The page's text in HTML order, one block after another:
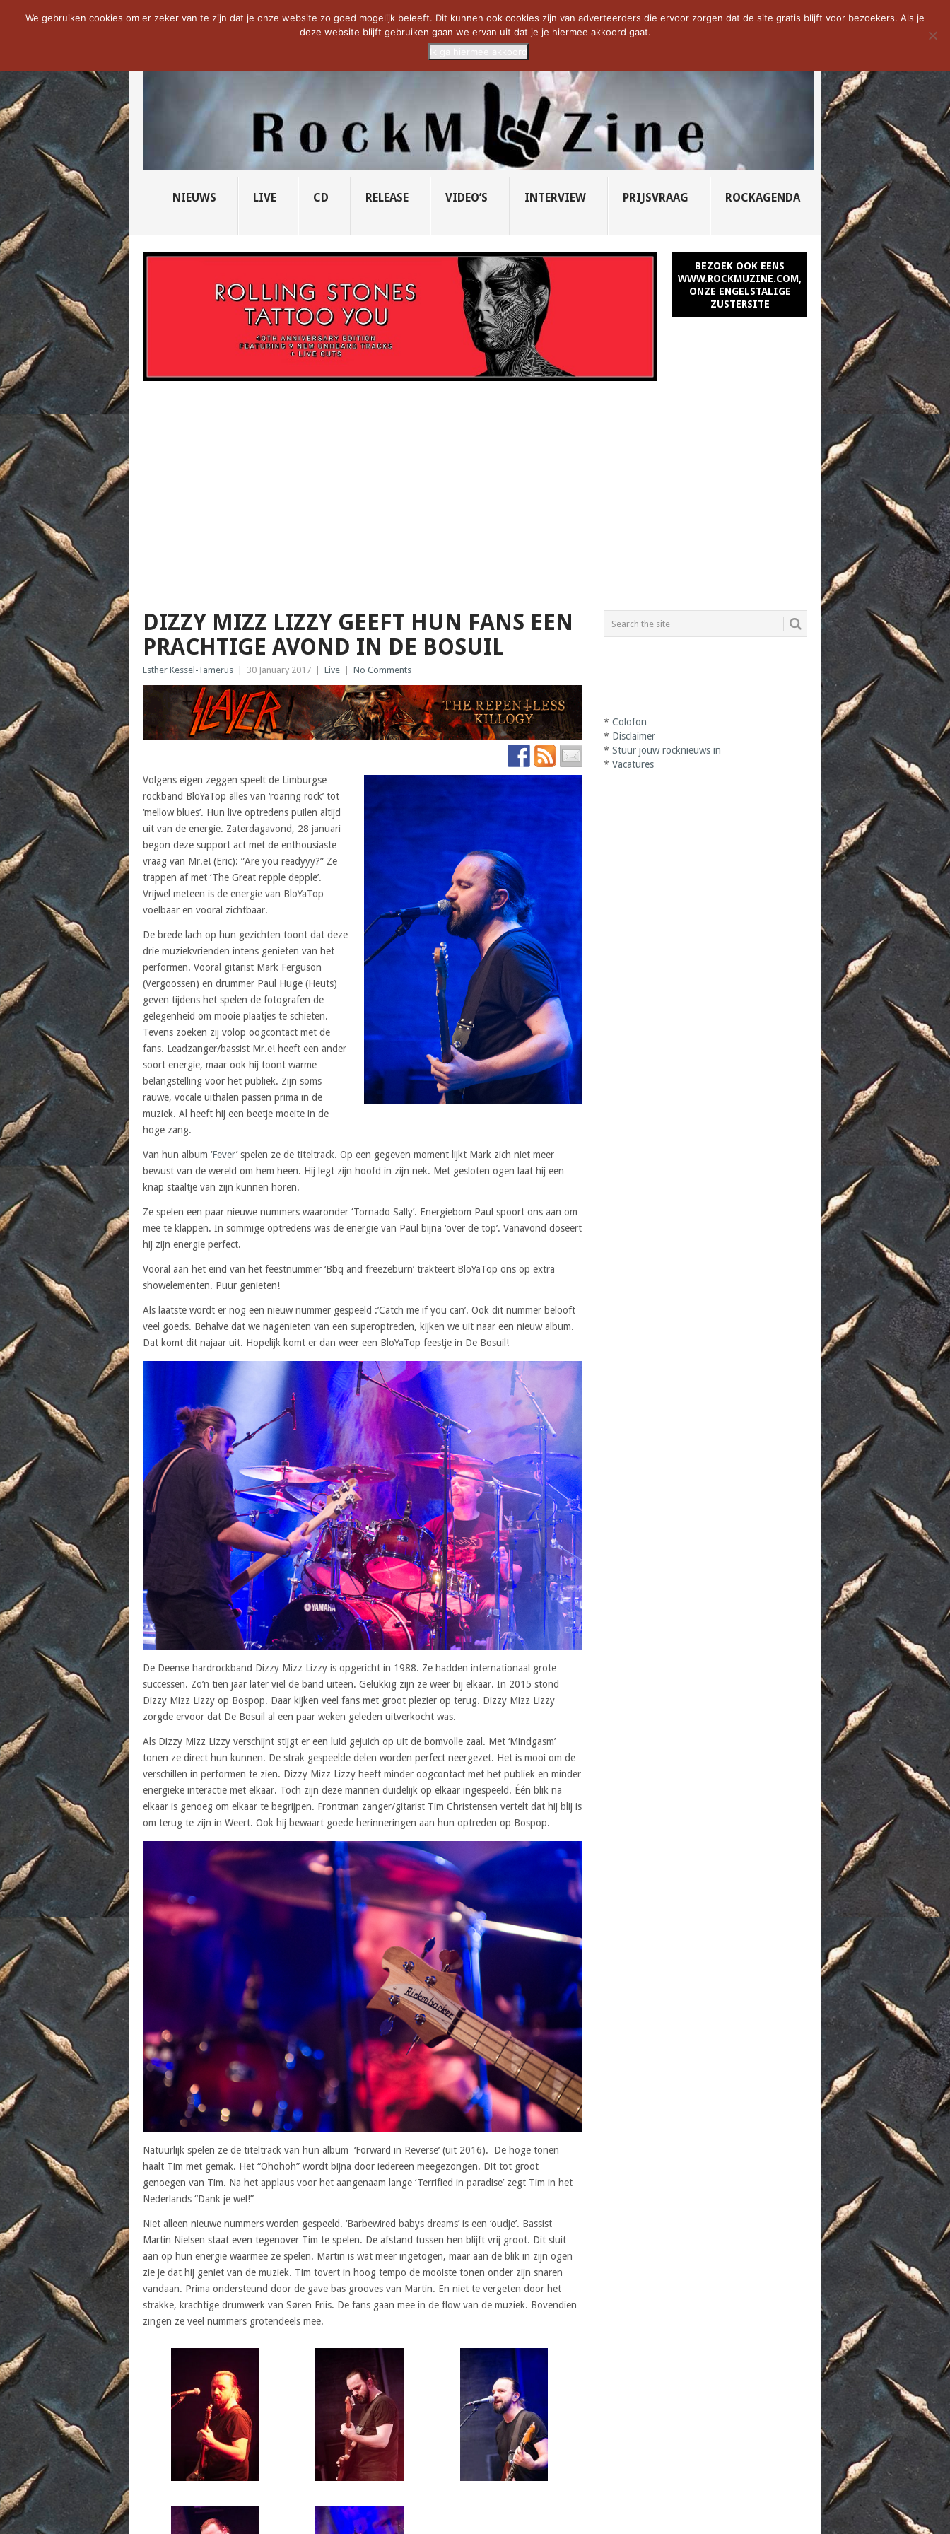
NOW TRENDING: THE VICIOUS HEAD SOCIETY... PRIDE OF LIONS – U... SAVATAGE KOMT TERUG IN 0... CD VAN DE WEEK: SLEEPING...
NIEUWS LIVE CD RELEASE VIDEO’S INTERVIEW PRIJSVRAAG ROCKAGENDA
BEZOEK OOK EENS
WWW.ROCKMUZINE.COM,
ONZE ENGELSTALIGE
ZUSTERSITE
DIZZY MIZZ LIZZY GEEFT HUN FANS EEN
PRACHTIGE AVOND IN DE BOSUIL
Esther Kessel-Tamerus 30 January 2017 Live No Comments
Volgens eigen zeggen speelt de Limburgse
rockband BloYaTop alles van ‘roaring rock’ tot
‘mellow blues’. Hun live optredens puilen altijd
uit van de energie. Zaterdagavond, 28 januari
begon deze support act met de enthousiaste
vraag van Mr.e! (Eric): ”Are you readyyy?” Ze
trappen af met ‘The Great repple depple’.
Vrijwel meteen is de energie van BloYaTop
voelbaar en vooral zichtbaar.
De brede lach op hun gezichten toont dat deze
drie muziekvrienden intens genieten van het
performen. Vooral gitarist Mark Ferguson
(Vergoossen) en drummer Paul Huge (Heuts)
geven tijdens het spelen de fotografen de
gelegenheid om mooie plaatjes te schieten.
Tevens zoeken zij volop oogcontact met de
fans. Leadzanger/bassist Mr.e! heeft een ander
soort energie, maar ook hij toont warme
belangstelling voor het publiek. Zijn soms
rauwe, vocale uithalen passen prima in de
muziek. Al heeft hij een beetje moeite in de
hoge zang.
Van hun album ‘Fever’ spelen ze de titeltrack. Op een gegeven moment lijkt Mark zich niet meer
bewust van de wereld om hem heen. Hij legt zijn hoofd in zijn nek. Met gesloten ogen laat hij een
knap staaltje van zijn kunnen horen.
Ze spelen een paar nieuwe nummers waaronder ‘Tornado Sally’. Energiebom Paul spoort ons aan om
mee te klappen. In sommige optredens was de energie van Paul bijna ‘over de top’. Vanavond doseert
hij zijn energie perfect.
Vooral aan het eind van het feestnummer ‘Bbq and freezeburn’ trakteert BloYaTop ons op extra
showelementen. Puur genieten!
Als laatste wordt er nog een nieuw nummer gespeeld :’Catch me if you can’. Ook dit nummer belooft
veel goeds. Behalve dat we nagenieten van een superoptreden, kijken we uit naar een nieuw album.
Dat komt dit najaar uit. Hopelijk komt er dan weer een BloYaTop feestje in De Bosuil!
De Deense hardrockband Dizzy Mizz Lizzy is opgericht in 1988. Ze hadden internationaal grote
successen. Zo’n tien jaar later viel de band uiteen. Gelukkig zijn ze weer bij elkaar. In 2015 stond
Dizzy Mizz Lizzy op Bospop. Daar kijken veel fans met groot plezier op terug. Dizzy Mizz Lizzy
zorgde ervoor dat De Bosuil al een paar weken geleden uitverkocht was.
Als Dizzy Mizz Lizzy verschijnt stijgt er een luid gejuich op uit de bomvolle zaal. Met ‘Mindgasm’
tonen ze direct hun kunnen. De strak gespeelde delen worden perfect neergezet. Het is mooi om de
verschillen in performen te zien. Dizzy Mizz Lizzy heeft minder oogcontact met het publiek en minder
energieke interactie met elkaar. Toch zijn deze mannen duidelijk op elkaar ingespeeld. Één blik na
elkaar is genoeg om elkaar te begrijpen. Frontman zanger/gitarist Tim Christensen vertelt dat hij blij is
om terug te zijn in Weert. Ook hij bewaart goede herinneringen aan hun optreden op Bospop.
Natuurlijk spelen ze de titeltrack van hun album ‘Forward in Reverse’ (uit 2016). De hoge tonen
haalt Tim met gemak. Het “Ohohoh” wordt bijna door iedereen meegezongen. Dit tot groot
genoegen van Tim. Na het applaus voor het aangenaam lange ‘Terrified in paradise’ zegt Tim in het
Nederlands “Dank je wel!”
Niet alleen nieuwe nummers worden gespeeld. ‘Barbewired babys dreams’ is een ‘oudje’. Bassist
Martin Nielsen staat even tegenover Tim te spelen. De afstand tussen hen blijft vrij groot. Dit sluit
aan op hun energie waarmee ze spelen. Martin is wat meer ingetogen, maar aan de blik in zijn ogen
zie je dat hij geniet van de muziek. Tim tovert in hoog tempo de mooiste tonen onder zijn snaren
vandaan. Prima ondersteund door de gave bas grooves van Martin. En niet te vergeten door het
strakke, krachtige drumwerk van Søren Friis. De fans gaan mee in de flow van de muziek. Bovendien
zingen ze veel nummers grotendeels mee.
*Colofon
* Disclaimer
*Stuur jouw rocknieuws in
*Vacatures
We gebruiken cookies om er zeker van te zijn dat je onze website zo goed mogelijk beleeft. Dit kunnen ook cookies zijn van adverteerders die ervoor zorgen dat de site gratis blijft voor bezoekers. Als je
deze website blijft gebruiken gaan we ervan uit dat je je hiermee akkoord gaat.
Ik ga hiermee akkoord